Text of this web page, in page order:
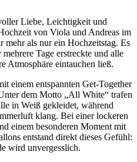
Liebe, Leichtigkeit und
von Viola und Andreas im
mehr als nur ein Hochzeitstag. Es
Tage erstreckte und alle
Atmosphäre eintauchen ließ.
einem entspannten Get-Together
dem Motto „All White“ trafen
in Weiß gekleidet, während
klang. Bei einer lockeren
einem besonderen Moment mit
entstand direkt dieses Gefühl:
wird unvergesslich.